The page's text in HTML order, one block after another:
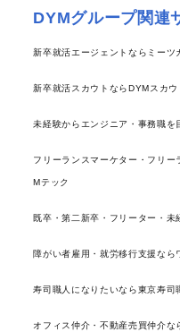
DYMグループ関連
新卒就活エージェントならミーツ
新卒就活スカウトならDYMスカウ
未経験からエンジニア・事務職を
フリーランスマーケター・フリ
Mテック
既卒・第二新卒・フリーター・
障がい者雇用・就労移行支援なら
寿司職人になりたいなら東京寿司
オフィス仲介・不動産売買仲介な